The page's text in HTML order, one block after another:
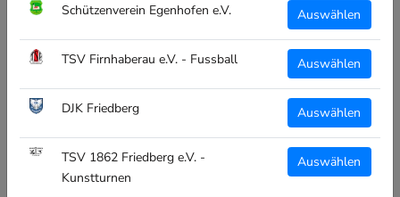
Schützenverein Egenhofen e.V. Auswählen
TSV Firnhaberau e.V. - Fussball Auswählen
DJK Friedberg Auswählen
TSV 1862 Friedberg e.V. -
Kunstturnen
Auswählen
CLUBTEXTIL
CT 6 PANEL CAP DJK
LECHHAUSEN E.V. - FUSSBALL